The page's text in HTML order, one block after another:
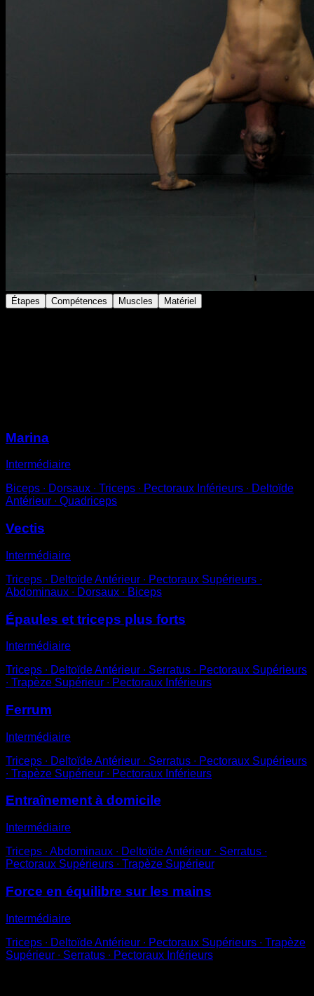
Étapes Compétences Muscles Matériel
Marina
Intermédiaire
Biceps ∙ Dorsaux ∙ Triceps ∙ Pectoraux Inférieurs ∙ Deltoïde
Antérieur ∙ Quadriceps
Vectis
Intermédiaire
Triceps ∙ Deltoïde Antérieur ∙ Pectoraux Supérieurs ∙
Abdominaux ∙ Dorsaux ∙ Biceps
Épaules et triceps plus forts
Intermédiaire
Triceps ∙ Deltoïde Antérieur ∙ Serratus ∙ Pectoraux Supérieurs
∙ Trapèze Supérieur ∙ Pectoraux Inférieurs
Ferrum
Intermédiaire
Triceps ∙ Deltoïde Antérieur ∙ Serratus ∙ Pectoraux Supérieurs
∙ Trapèze Supérieur ∙ Pectoraux Inférieurs
Entraînement à domicile
Intermédiaire
Triceps ∙ Abdominaux ∙ Deltoïde Antérieur ∙ Serratus ∙
Pectoraux Supérieurs ∙ Trapèze Supérieur
Force en équilibre sur les mains
Intermédiaire
Triceps ∙ Deltoïde Antérieur ∙ Pectoraux Supérieurs ∙ Trapèze
Supérieur ∙ Serratus ∙ Pectoraux Inférieurs